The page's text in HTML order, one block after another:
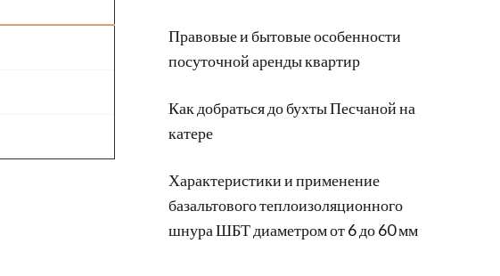
Правовые и бытовые особенности
посуточной аренды квартир
Как добраться до бухты Песчаной на
катере
Характеристики и применение
базальтового теплоизоляционного
шнура ШБТ диаметром от 6 до 60 мм